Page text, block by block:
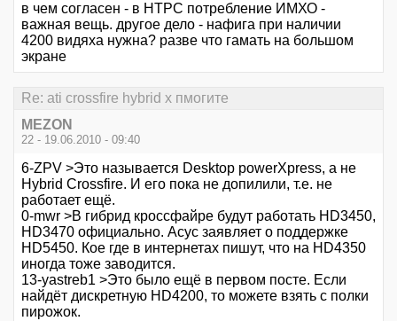
в чем согласен - в НТРС потребление ИМХО -
важная вещь. другое дело - нафига при наличии
4200 видяха нужна? разве что гамать на большом
экране
Re: ati crossfire hybrid x пмогите
MEZON
22 - 19.06.2010 - 09:40
6-ZPV >Это называется Desktop powerXpress, а не
Hybrid Crossfire. И его пока не допилили, т.е. не
работает ещё.
0-mwr >В гибрид кроссфайре будут работать HD3450,
HD3470 официально. Асус заявляет о поддержке
HD5450. Кое где в интернетах пишут, что на HD4350
иногда тоже заводится.
13-yastreb1 >Это было ещё в первом посте. Если
найдёт дискретную HD4200, то можете взять с полки
пирожок.